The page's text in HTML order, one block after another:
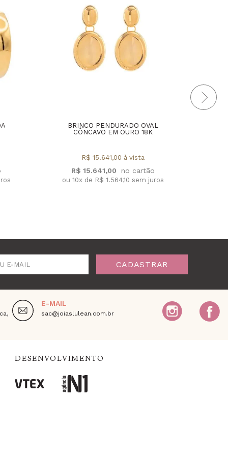
BRINCO PENDURADO OVAL
CÔNCAVO EM OURO 18K
R$ 15.641,00
R$ 15.641,00 à vista
ou 10x de R$ 1.564,10 sem juros
E-MAIL CADASTRAR
E-MAIL
sac@joiaslulean.com.br
DESENVOLVIMENTO